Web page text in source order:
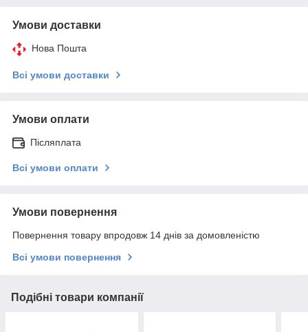
Умови доставки
Нова Пошта
Всі умови доставки
Умови оплати
Післяплата
Всі умови оплати
Умови повернення
Повернення товару впродовж 14 днів за домовленістю
Всі умови повернення
Подібні товари компанії